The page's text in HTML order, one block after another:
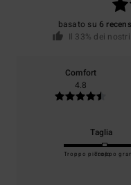
basato su 6
Il 33% dei
Comfort
4.8
Taglia
Troppo piccolo
Troppo